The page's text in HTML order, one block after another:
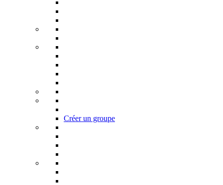
Créer un groupe